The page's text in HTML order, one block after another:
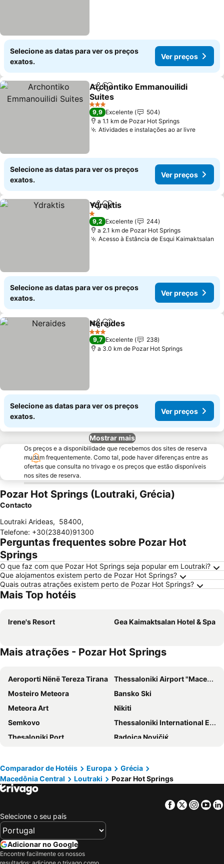
Selecione as datas para ver os preços
exatos.
Ver preços
PartilharAdicionar aos favoritos
Archontiko Emmanouilidi
Suites
Ver preços
3 Estrelas
9,9 Excelente
504
a 1.1 km de Pozar Hot Springs
Atividades e instalações ao ar livreVer
Selecione as datas para ver os preços
exatos.
Ver preços
PartilharAdicionar aos favoritos
Ydraktis
1 Estrelas
9,2 Excelente
244
a 2.1 km de Pozar Hot Springs
Acesso à Estância de Esqui Kaimaktsalan
Selecione as datas para ver os preços
exatos.
Ver preços
PartilharAdicionar aos favoritos
Neraides
3 Estrelas
9,7 Excelente
238
a 3.0 km de Pozar Hot Springs
Selecione as datas para ver os preços
exatos.
Ver preços
Mostrar mais
Os preços e a disponibilidade que recebemos dos sites de reserva
mudam frequentemente. Como tal, pode haver diferenças entre as
ofertas que consulta no trivago e os preços que estão disponíveis
nos sites de reserva.
Pozar Hot Springs (Loutraki, Grécia)
Contacto
Loutraki Arideas, 58400,
Telefone: +30(23840)91300
Perguntas frequentes sobre Pozar Hot
Springs
O que faz com que Pozar Hot Springs seja popular em Loutraki?
Que alojamentos existem perto de Pozar Hot Springs?
Quais outras atrações existem perto de Pozar Hot Springs?
Mais Top hotéis
Irene's Resort Gea Kaimaktsalan Hotel & Spa
Mais atrações - Pozar Hot Springs
Aeroporti Nënë Tereza Tirana
Thessaloniki Airport "Macedonia"
Mosteiro Meteora
Bansko Ski
Meteora Art
Nikiti
Semkovo
Thessaloniki International Exhibition Centre
Thesaloniki Port
Rаdoјcа Novičiќ
White Tower
Thessaloniki History Centre
Egnatia street
International Fair of Thessaloniki
Peraia
Panagia Soumela Monastery
Xhamia e Tiranës
Pozar Hot Springs
Comparador de Hotéis Europa
Grécia
Macedônia Central
Loutraki Pozar Hot Springs
Facebook
Twitter
Selecione o seu país
Adicionar no Google
Encontre facilmente os nossos